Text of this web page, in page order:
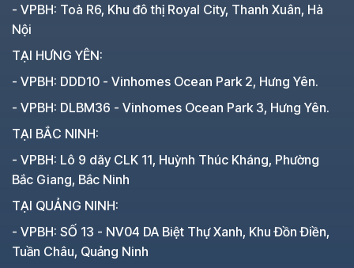
- VPBH: Toà R6, Khu đô thị Royal City, Thanh Xuân, Hà
Nội
TẠI HƯNG YÊN:
- VPBH: DDD10 - Vinhomes Ocean Park 2, Hưng Yên.
- VPBH: DLBM36 - Vinhomes Ocean Park 3, Hưng Yên.
TẠI BẮC NINH:
- VPBH: Lô 9 dãy CLK 11, Huỳnh Thúc Kháng, Phường
Bắc Giang, Bắc Ninh
TẠI QUẢNG NINH:
- VPBH: SỐ 13 - NV04 DA Biệt Thự Xanh, Khu Đồn Điền,
Tuần Châu, Quảng Ninh